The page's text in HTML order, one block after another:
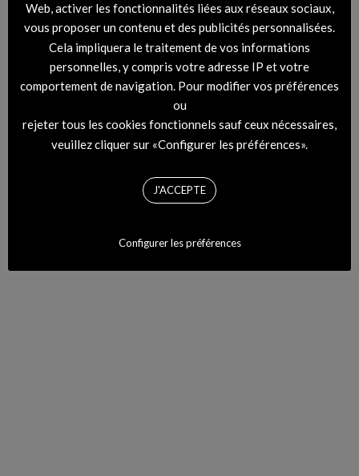
DIGITAL COVER – RHYTHM #45 Montemarco
MODZIK RADIO
Web, activer les fonctionnalités liées aux réseaux sociaux,
vous proposer un contenu et des publicités personnalisées.
Cela impliquera le traitement de vos informations
personnelles, y compris votre adresse IP et votre
comportement de navigation. Pour modifier vos préférences
ou
rejeter tous les cookies fonctionnels sauf ceux nécessaires,
veuillez cliquer sur «Configurer les préférences».
J'ACCEPTE
Configurer les préférences